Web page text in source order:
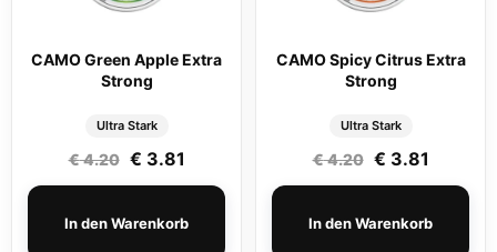
CAMO Green Apple Extra
Strong
Ultra Stark
€4.20 Ursprünglicher Preis war: € 4.20
€ 3.81 Aktueller Preis ist: € 3.81.
In den Warenkorb
CAMO Spicy Citrus Extra
Strong
Ultra Stark
€4.20 € 3.81
In den Warenkorb